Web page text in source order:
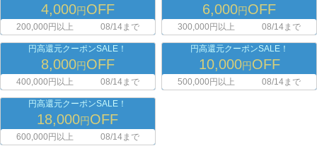
4,000円OFF
200,000円以上 08/14まで
6,000円OFF
300,000円以上 08/14まで
円高還元クーポンSALE！
8,000円OFF
400,000円以上 08/14まで
円高還元クーポンSALE！
10,000円OFF
500,000円以上 08/14まで
円高還元クーポンSALE！
18,000円OFF
600,000円以上 08/14まで